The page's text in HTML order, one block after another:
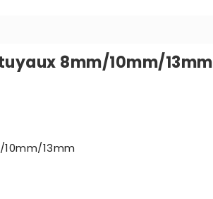
8mm/10mm/13mm
13mm